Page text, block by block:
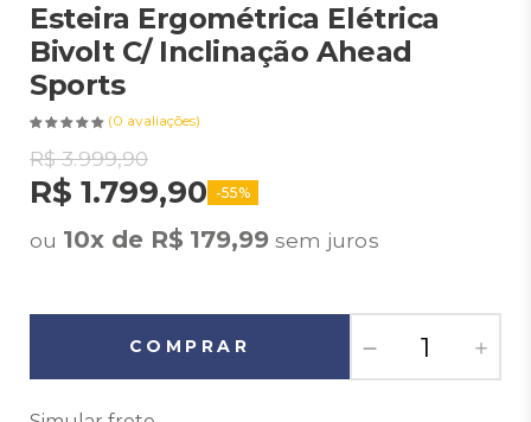
Esteira Ergométrica Elétrica
Bivolt C/ Inclinação Ahead
Sports
(0 avaliações)
R$ 3.999,90
R$ 1.799,90 -55%
10x de R$ 179,99